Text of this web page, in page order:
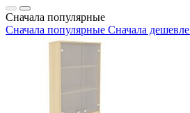
Сначала популярные
Сначала популярные Сначала дешевле